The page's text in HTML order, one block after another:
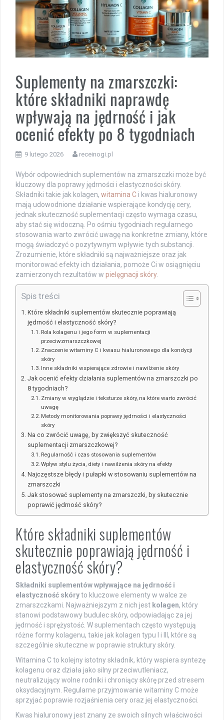
Suplementy na zmarszczki:
które składniki naprawdę
wpływają na jędrność i jak
ocenić efekty po 8 tygodniach
9 lutego 2026 receinogi.pl
Wybór odpowiednich suplementów na zmarszczki może być
kluczowy dla poprawy jędrności i elastyczności skóry.
Składniki takie jak kolagen, witamina C i kwas hialuronowy
mają udowodnione działanie wspierające kondycję cery,
jednak skuteczność suplementacji często wymaga czasu,
aby stać się widoczną. Po ośmiu tygodniach regularnego
stosowania warto zwrócić uwagę na konkretne zmiany, które
mogą świadczyć o pozytywnym wpływie tych substancji.
Zrozumienie, które składniki są najważniejsze oraz jak
monitorować efekty ich działania, pomoże Ci w osiągnięciu
zamierzonych rezultatów w pielęgnacji skóry.
Spis treści
Które składniki suplementów skutecznie poprawiają
jędrność i elastyczność skóry?
Rola kolagenu i jego form w suplementacji
przeciwzmarszczkowej
Znaczenie witaminy C i kwasu hialuronowego dla kondycji
skóry
Inne składniki wspierające zdrowie i nawilżenie skóry
Jak ocenić efekty działania suplementów na zmarszczki po
8 tygodniach?
Zmiany w wyglądzie i teksturze skóry, na które warto zwrócić
uwagę
Metody monitorowania poprawy jędrności i elastyczności
skóry
Na co zwrócić uwagę, by zwiększyć skuteczność
suplementacji zmarszczkowej?
Regularność i czas stosowania suplementów
Wpływ stylu życia, diety i nawilżenia skóry na efekty
Najczęstsze błędy i pułapki w stosowaniu suplementów na
zmarszczki
Jak stosować suplementy na zmarszczki, by skutecznie
poprawić jędrność skóry?
Które składniki suplementów
skutecznie poprawiają jędrność i
elastyczność skóry?
Składniki suplementów wpływające na jędrność i
elastyczność skóryto kluczowe elementy w walce ze
zmarszczkami. Najważniejszym z nich jest kolagen, który
stanowi podstawowy budulec skóry, odpowiadając za jej
jędrność i sprężystość. W suplementach często występują
różne formy kolagenu, takie jak kolagen typu I i III, które są
szczególnie skuteczne w poprawie struktury skóry.
Witamina C to kolejny istotny składnik, który wspiera syntezę
kolagenu oraz działa jako silny przeciwutleniacz,
neutralizujący wolne rodniki i chroniący skórę przed stresem
oksydacyjnym. Regularne przyjmowanie witaminy C może
sprzyjać poprawie rozjaśnienia cery oraz jej elastyczności.
Kwas hialuronowy jest znany ze swoich silnych właściwości